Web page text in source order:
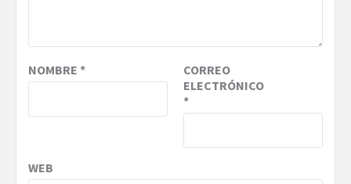
NOMBRE *
CORREO
ELECTRÓNICO
*
WEB